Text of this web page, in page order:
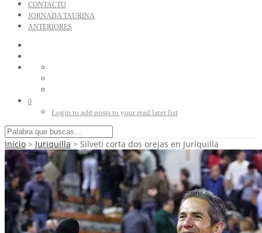
CONTACTO
JORNADA TAURINA
ANTERIORES
0
Login to add posts to your read later list
Inicio > Juriquilla > Silveti corta dos orejas en Juriquilla